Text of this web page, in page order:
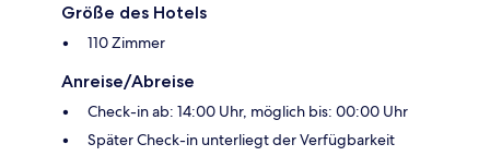
Größe des Hotels
110 Zimmer
Anreise/Abreise
Check-in ab: 14:00 Uhr, möglich bis: 00:00 Uhr
Später Check-in unterliegt der Verfügbarkeit